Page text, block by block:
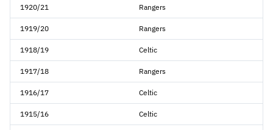
1920/21 Rangers
1919/20 Rangers
1918/19 Celtic
1917/18 Rangers
1916/17 Celtic
1915/16 Celtic